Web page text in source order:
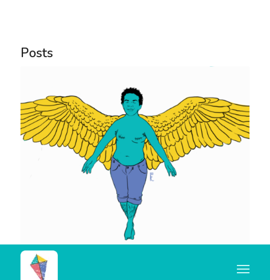
/home/u445684347/domains/nocorpocerto.net/
template-builder/php/asset-manager.class.php
line789
: Trying to access array offset on value of type
/home/u445684347/domains/nocorpocerto.net/
content/themes/enfold/config-templatebuilder/avia-
template-builder/php/asset-manager.class.php
Posts
BLOG